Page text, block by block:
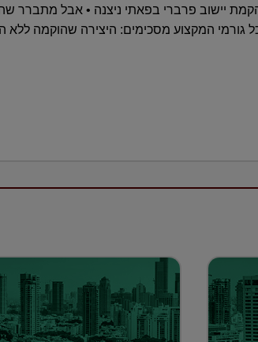
יישוב פרברי בפאתי ניצנה • אבל מתברר
שכל גורמי המקצוע מסכימים: היצירה שהוקמה